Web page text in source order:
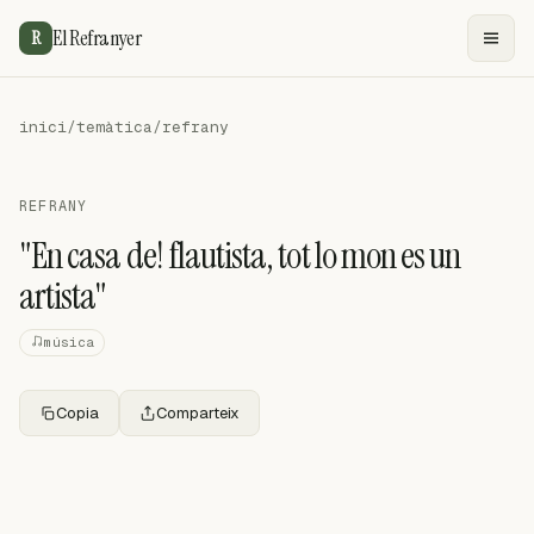
R El Refranyer
inici/temàtica/refrany
REFRANY
"En casa de! flautista, tot lo mon es un
artista"
música
Copia Comparteix